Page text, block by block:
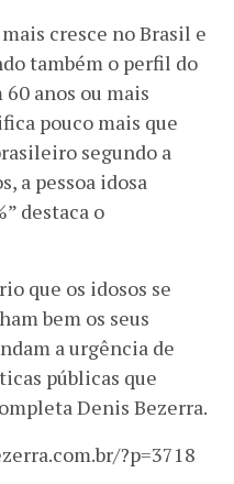
cresce no Brasil e
também o perfil do
anos ou mais
pouco mais que
segundo a
a pessoa idosa
destaca o
que os idosos se
bem os seus
a urgência de
públicas que
Denis Bezerra.
?p=3718